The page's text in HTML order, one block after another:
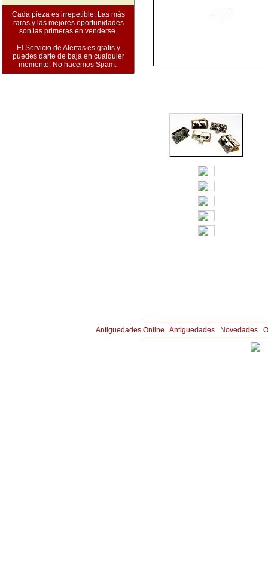
Cada pieza es irrepetible. Las más
raras y las mejores oportunidades
son las primeras en venderse.
El Servicio de Alertas es gratis y
puedes darte de baja en cualquier
momento. No hacemos Spam.
Antiguedades Online Antiguedades Novedades